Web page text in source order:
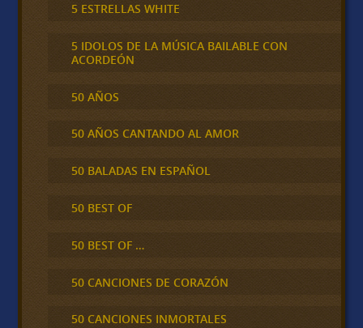
5 ESTRELLAS WHITE
5 IDOLOS DE LA MÚSICA BAILABLE CON
ACORDEÓN
50 AÑOS
50 AÑOS CANTANDO AL AMOR
50 BALADAS EN ESPAÑOL
50 BEST OF
50 BEST OF …
50 CANCIONES DE CORAZÓN
50 CANCIONES INMORTALES